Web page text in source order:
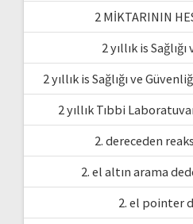
2 MİKTARININ
2 yıllık is
2 yıllık is Sağlığı ve
2 yıllık Tıbbi
2. dereceden
2. el altın arama
2. el pointer